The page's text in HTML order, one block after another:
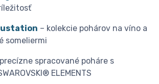
– kolekcie pohárov na víno a
someliermi
spracované poháre s
ELEMENTS